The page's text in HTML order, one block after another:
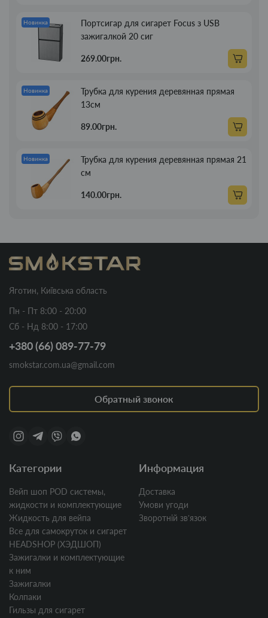
Новинка
Портсигар для сигарет Focus з USB
зажигалкой 20 сиг
269.00грн.
Новинка
Трубка для курения деревянная прямая
13см
89.00грн.
Новинка
Трубка для курения деревянная прямая 21
см
140.00грн.
Яготин, Київська область
Пн - Пт 8:00 - 20:00
Сб - Нд 8:00 - 17:00
+380 (66) 089-77-79
smokstar.com.ua@gmail.com
Обратный звонок
Категории
Вейп шоп POD системы,
жидкости и комплектующие
Жидкость для вейпа
Все для самокруток и сигарет
HEADSHOP (ХЭДШОП)
Зажигалки и комплектующие
к ним
Зажигалки
Колпаки
Гильзы для сигарет
Информация
Доставка
Умови угоди
Зворотній звʼязок